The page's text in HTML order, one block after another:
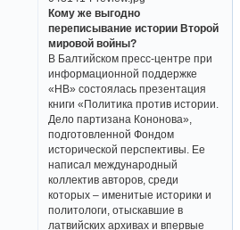
Кому же выгодно
переписывание истории Второй
мировой войны?
В Балтийском пресс-центре при
информационной поддержке
«НВ» состоялась презентация
книги «Политика против истории.
Дело партизана Кононова»,
подготовленной Фондом
исторической перспективы. Ее
написал международный
коллектив авторов, среди
которых – именитые историки и
политологи, отыскавшие в
латвийских архивах и впервые